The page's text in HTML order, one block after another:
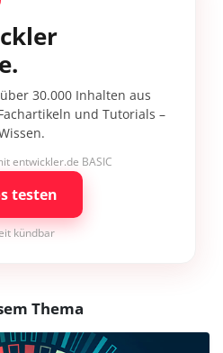
30.000 Inhalten aus
und Tutorials –
entwickler.de BASIC
testen
kündbar
Thema